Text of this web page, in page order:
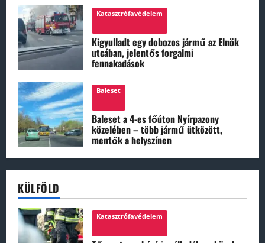
Katasztrófavédelem
Kigyulladt egy dobozos jármű az Elnök
utcában, jelentős forgalmi
fennakadások
Baleset
Baleset a 4-es főúton Nyírpazony
közelében – több jármű ütközött,
mentők a helyszínen
KÜLFÖLD
Katasztrófavédelem